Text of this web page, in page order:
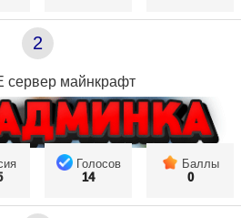
2
сервер майнкрафт
Голосов
14
Баллы
0